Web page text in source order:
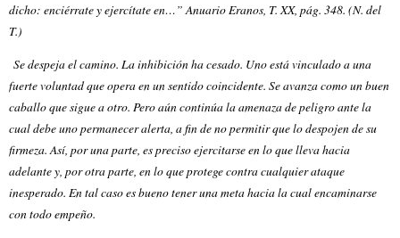
dicho: enciérrate y ejercítate en…” Anuario Eranos, T. XX, pág. 348. (N. del
T.)
Se despeja el camino. La inhibición ha cesado. Uno está vinculado a una
fuerte voluntad que opera en un sentido coincidente. Se avanza como un buen
caballo que sigue a otro. Pero aún continúa la amenaza de peligro ante la
cual debe uno permanecer alerta, a fin de no permitir que lo despojen de su
firmeza. Así, por una parte, es preciso ejercitarse en lo que lleva hacia
adelante y, por otra parte, en lo que protege contra cualquier ataque
inesperado. En tal caso es bueno tener una meta hacia la cual encaminarse
con todo empeño.